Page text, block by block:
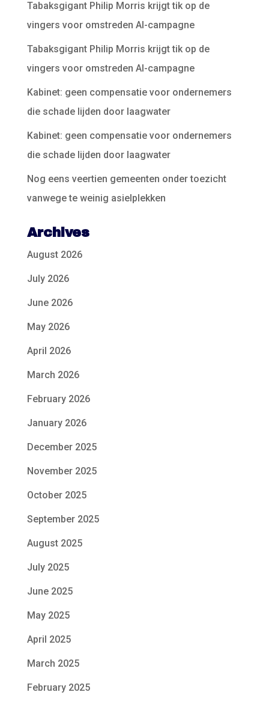
Tabaksgigant Philip Morris krijgt tik op de
vingers voor omstreden AI-campagne
Tabaksgigant Philip Morris krijgt tik op de
vingers voor omstreden AI-campagne
Kabinet: geen compensatie voor ondernemers
die schade lijden door laagwater
Kabinet: geen compensatie voor ondernemers
die schade lijden door laagwater
Nog eens veertien gemeenten onder toezicht
vanwege te weinig asielplekken
Archives
August 2026
July 2026
June 2026
May 2026
April 2026
March 2026
February 2026
January 2026
December 2025
November 2025
October 2025
September 2025
August 2025
July 2025
June 2025
May 2025
April 2025
March 2025
February 2025